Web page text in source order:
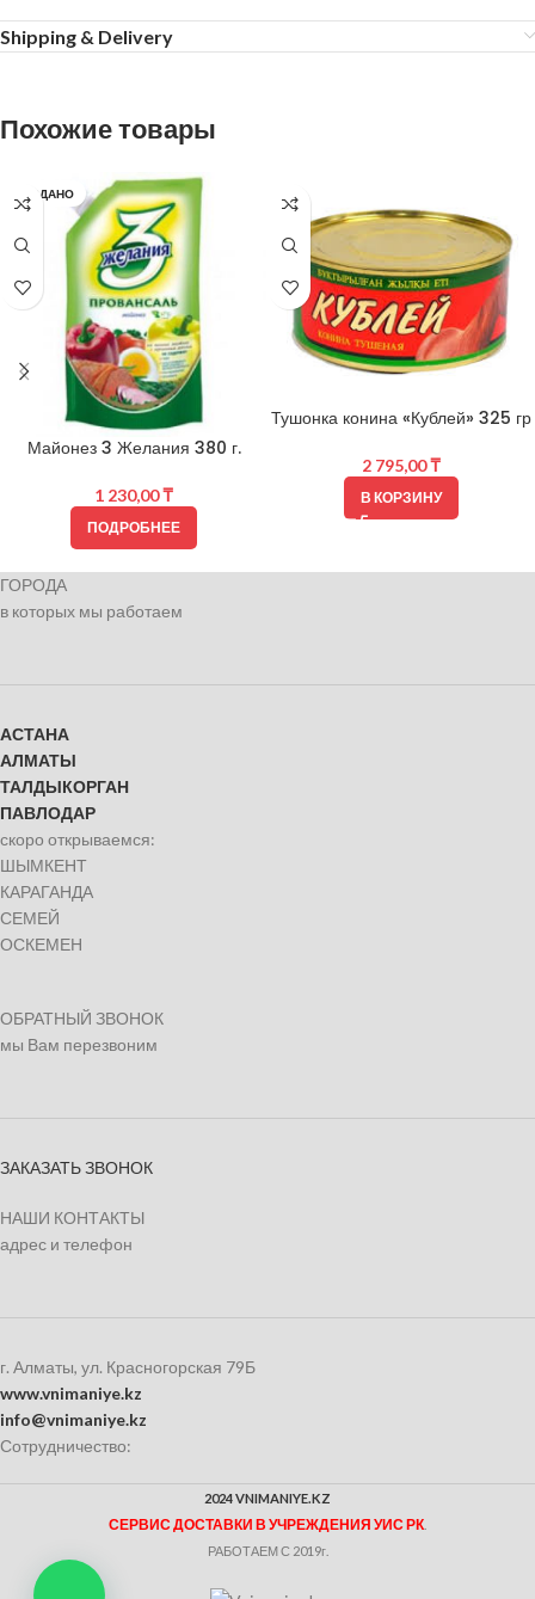
Shipping & Delivery
Похожие товары
ПРОДАНО
Майонез 3 Желания 380 г.
1 230,00₸
ПОДРОБНЕЕ
Тушонка конина «Кублей» 325 гр
2 795,00₸
В КОРЗИНУ
ГОРОДА
в которых мы работаем
АСТАНА
АЛМАТЫ
ТАЛДЫКОРГАН
ПАВЛОДАР
скоро открываемся:
ШЫМКЕНТ
КАРАГАНДА
СЕМЕЙ
ОСКЕМЕН
ОБРАТНЫЙ ЗВОНОК
мы Вам перезвоним
ЗАКАЗАТЬ ЗВОНОК
НАШИ КОНТАКТЫ
адрес и телефон
г. Алматы, ул. Красногорская 79Б
www.vnimaniye.kz
info@vnimaniye.kz
Сотрудничество:
2024 VNIMANIYE.KZ
СЕРВИС ДОСТАВКИ В УЧРЕЖДЕНИЯ УИС РК
РАБОТАЕМ С 2019г.